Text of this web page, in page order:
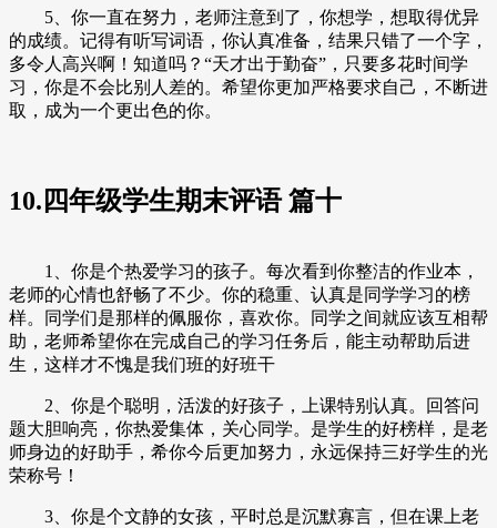
5、你一直在努力，老师注意到了，你想学，想取得优异
的成绩。记得有听写词语，你认真准备，结果只错了一个字，
多令人高兴啊！知道吗？“天才出于勤奋”，只要多花时间学
习，你是不会比别人差的。希望你更加严格要求自己，不断进
取，成为一个更出色的你。
10.四年级学生期末评语 篇十
1、你是个热爱学习的孩子。每次看到你整洁的作业本，
老师的心情也舒畅了不少。你的稳重、认真是同学学习的榜
样。同学们是那样的佩服你，喜欢你。同学之间就应该互相帮
助，老师希望你在完成自己的学习任务后，能主动帮助后进
生，这样才不愧是我们班的好班干
2、你是个聪明，活泼的好孩子，上课特别认真。回答问
题大胆响亮，你热爱集体，关心同学。是学生的好榜样，是老
师身边的好助手，希你今后更加努力，永远保持三好学生的光
荣称号！
3、你是个文静的女孩，平时总是沉默寡言，但在课上老